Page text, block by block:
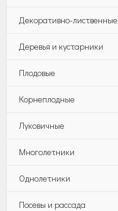
Декоративно-лиственные
Деревья и кустарники
Плодовые
Корнеплодные
Луковичные
Многолетники
Однолетники
Посевы и рассада